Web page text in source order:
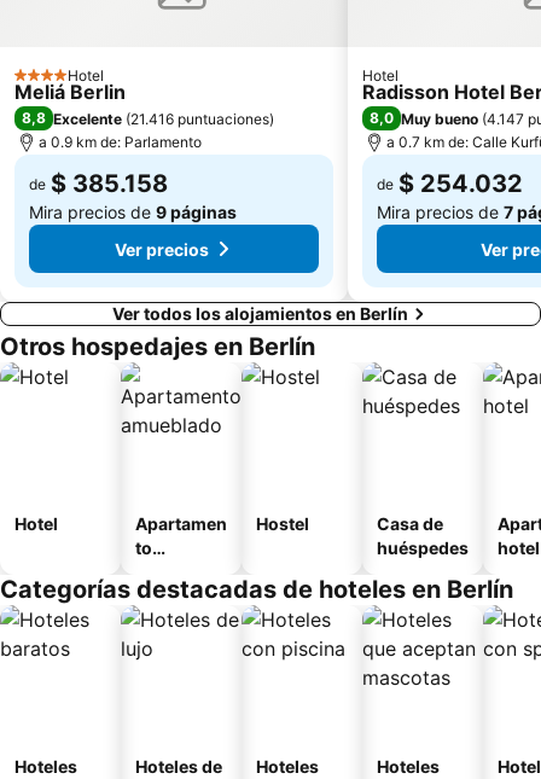
Olympia-Stadion Metro Station
Palacio del fitness y el sol
4 Estrellas
Hotel
Meliá Berlin
8,8 Excelente (21.416 puntuaciones)
a 0.9 km de: Parlamento
de $ 385.158
Mira precios de 9 páginas
Ver precios
Hotel
Radisson Hotel
8,0 Muy bueno (4.147
a 0.7 km de: Calle
de $ 254.032
Mira precios de 7
Ver
Ver todos los alojamientos en Berlín
Otros hospedajes en Berlín
Hotel
Apartamen
to
o
Hostel
Casa de
huéspedes
hotel
Categorías destacadas de hoteles en Berlín
Hoteles
Hoteles de
Hoteles
Hoteles